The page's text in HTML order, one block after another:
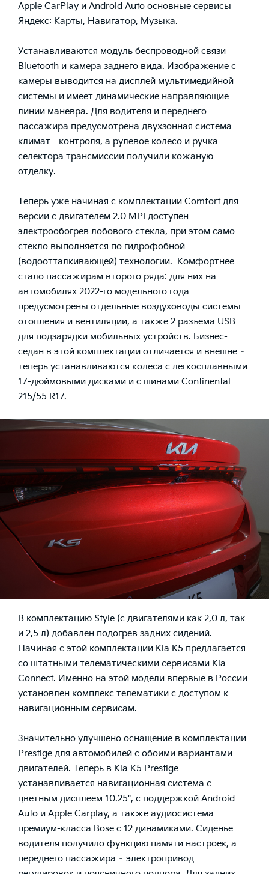
Apple CarPlay и Android Auto основные сервисы
Яндекс: Карты, Навигатор, Музыка.
Устанавливаются модуль беспроводной связи
Bluetooth и камера заднего вида. Изображение с
камеры выводится на дисплей мультимедийной
системы и имеет динамические направляющие
линии маневра. Для водителя и переднего
пассажира предусмотрена двухзонная система
климат‑контроля, а рулевое колесо и ручка
селектора трансмиссии получили кожаную
отделку.
Теперь уже начиная с комплектации Comfort для
версии с двигателем 2.0 MPI доступен
электрообогрев лобового стекла, при этом само
стекло выполняется по гидрофобной
(водоотталкивающей) технологии. Комфортнее
стало пассажирам второго ряда: для них на
автомобилях 2022-го модельного года
предусмотрены отдельные воздуховоды системы
отопления и вентиляции, а также 2 разъема USB
для подзарядки мобильных устройств. Бизнес-
седан в этой комплектации отличается и внешне –
теперь устанавливаются колеса с легкосплавными
17-дюймовыми дисками и с шинами Continental
215/55 R17.
В комплектацию Style (с двигателями как 2,0 л, так
и 2,5 л) добавлен подогрев задних сидений.
Начиная с этой комплектации Kia K5 предлагается
со штатными телематическими сервисами Kia
Connect. Именно на этой модели впервые в России
установлен комплекс телематики с доступом к
навигационным сервисам.
Значительно улучшено оснащение в комплектации
Prestige для автомобилей с обоими вариантами
двигателей. Теперь в Kia K5 Prestige
устанавливается навигационная система с
цветным дисплеем 10.25", с поддержкой Android
Auto и Apple Carplay, а также аудиосистема
премиум-класса Bose с 12 динамиками. Сиденье
водителя получило функцию памяти настроек, а
переднего пассажира – электропривод